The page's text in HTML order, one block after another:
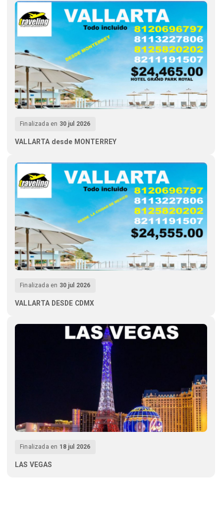
Finalizada en 30 jul 2026
VALLARTA desde MONTERREY
Finalizada en 30 jul 2026
VALLARTA DESDE CDMX
Finalizada en 18 jul 2026
LAS VEGAS